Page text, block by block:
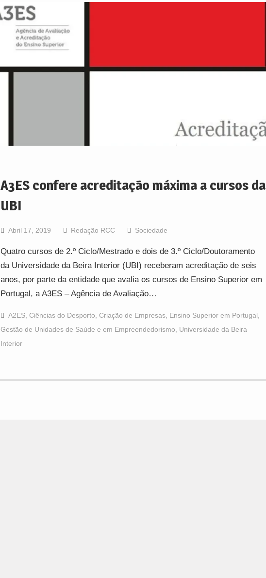
A3ES confere acreditação máxima a cursos da
UBI
Abril 17, 2019 Redação RCC Sociedade
Quatro cursos de 2.º Ciclo/Mestrado e dois de 3.º Ciclo/Doutoramento
da Universidade da Beira Interior (UBI) receberam acreditação de seis
anos, por parte da entidade que avalia os cursos de Ensino Superior em
Portugal, a A3ES – Agência de Avaliação…
A2ES, Ciências do Desporto, Criação de Empresas, Ensino Superior em Portugal,
Gestão de Unidades de Saúde e em Empreendedorismo, Universidade da Beira
Interior